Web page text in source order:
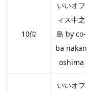
10位
いいオフ
ィス中之
島 by co-
ba nakan
oshima
いいオフ